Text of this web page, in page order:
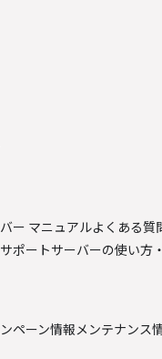
ー マニュアルよくある質
ポートサーバーの使い方
ペーン情報メンテナンス